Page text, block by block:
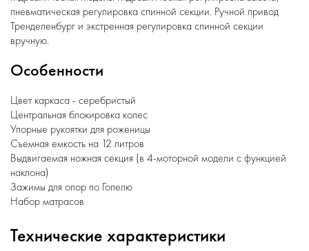
пневматическая регулировка спинной секции. Ручной привод
Тренделенбург и экстренная регулировка спинной секции
вручную.
Особенности
Цвет каркаса - серебристый
Центральная блокировка колес
Упорные рукоятки для роженицы
Съемная емкость на 12 литров
Выдвигаемая ножная секция (в 4-моторной модели с функцией
наклона)
Зажимы для опор по Гопелю
Набор матрасов
Технические характеристики